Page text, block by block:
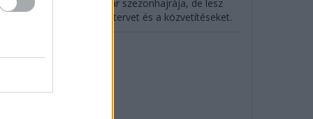
indul az IndyCar szezonhajrája, de lesz
is: mutatjuk az időtervet és a közvetítéseket.